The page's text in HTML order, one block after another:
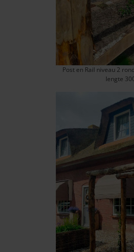
Post en Rail niveau 2
lengte